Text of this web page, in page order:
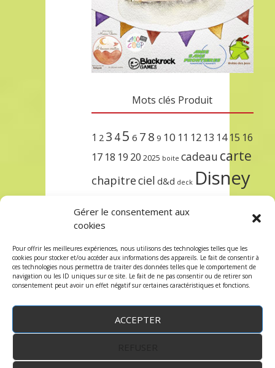
Gérer le consentement aux
cookies
Pour offrir les meilleures expériences, nous utilisons des technologies telles que les
cookies pour stocker et/ou accéder aux informations des appareils. Le fait de consentir à
ces technologies nous permettra de traiter des données telles que le comportement de
navigation ou les ID uniques sur ce site. Le fait de ne pas consentir ou de retirer son
consentement peut avoir un effet négatif sur certaines caractéristiques et fonctions.
ACCEPTER
Mots clés Produit
1 2 3 45 6 7 8 9 10 11 12 13 14 15 16
17 18 19 20 2025 boite cadeau carte
chapitreciel d&d deck Disney
lorcana
protègeprécommandesetsleeve
terre trois unlockursula étincelant
Copyright © 2023 robindesjeux.com -Mentions